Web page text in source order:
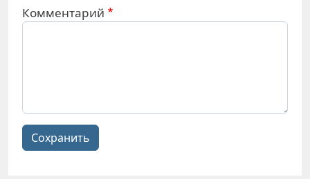
Комментарий
Сохранить